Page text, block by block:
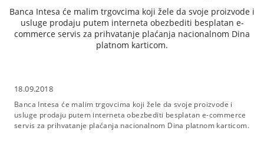
Banca Intesa će malim trgovcima koji žele da svoje proizvode i
usluge prodaju putem interneta obezbediti besplatan e-
commerce servis za prihvatanje plaćanja nacionalnom Dina
platnom karticom.
18.09.2018
Banca Intesa će malim trgovcima koji žele da svoje proizvode i
usluge prodaju putem interneta obezbediti besplatan e-commerce
servis za prihvatanje plaćanja nacionalnom Dina platnom karticom.